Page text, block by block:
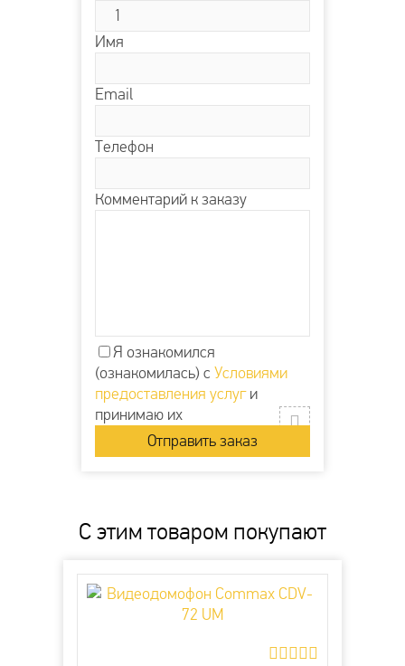
Имя
Email
Телефон
Комментарий к заказу
Я ознакомился
(ознакомилась) с Условиями
предоставления услуги
принимаю их
Видеодомофон Tantos
Видеодомофон Tantos
С этим товаром покупают